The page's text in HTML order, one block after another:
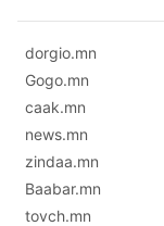
dorgio.mn
Gogo.mn
caak.mn
news.mn
zindaa.mn
Baabar.mn
tovch.mn